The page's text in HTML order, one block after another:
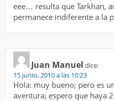
eee… resulta que Tarkhan,
permanece indiferente a la
Juan Manuel dice:
15 junio, 2010 a las 10:23
Hola: muy bueno; pero es
aventura; espero que haya